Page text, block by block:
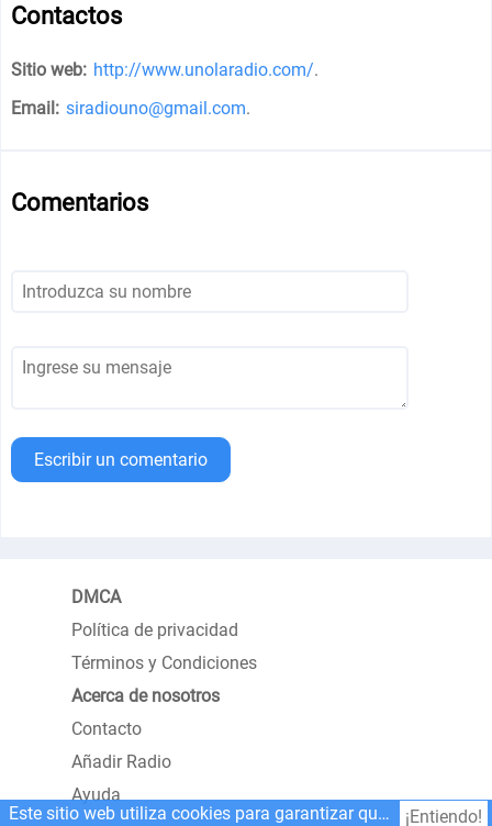
Contactos
Sitio web: http://www.unolaradio.com/.
Email: siradiouno@gmail.com.
Comentarios
Escribir un comentario
DMCA
Política de privacidad
Términos y Condiciones
Acerca de nosotros
Contacto
Añadir Radio
Ayuda
Este sitio web utiliza cookies para garantizar que obtenga la mejor experiencia en nuestro sitio web.
¡Entiendo!